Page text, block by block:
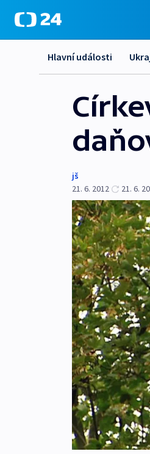
Hlavní události
jš
21. 6. 2012
21. 6.